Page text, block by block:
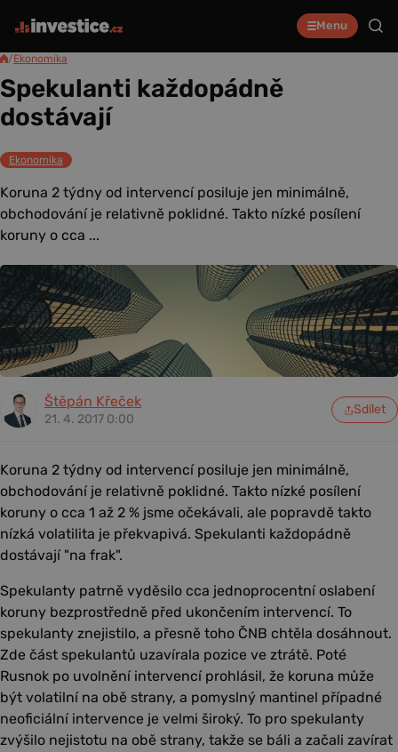
Menu
/Ekonomika
Spekulanti každopádně
dostávají
Ekonomika
Koruna 2 týdny od intervencí posiluje jen minimálně,
obchodování je relativně poklidné. Takto nízké posílení
koruny o cca ...
Štěpán Křeček
21. 4. 2017 0:00
Sdílet
Koruna 2 týdny od intervencí posiluje jen minimálně,
obchodování je relativně poklidné. Takto nízké posílení
koruny o cca 1 až 2 % jsme očekávali, ale popravdě takto
nízká volatilita je překvapivá. Spekulanti každopádně
dostávají "na frak".
Spekulanty patrně vyděsilo cca jednoprocentní oslabení
koruny bezprostředně před ukončením intervencí. To
spekulanty znejistilo, a přesně toho ČNB chtěla dosáhnout.
Zde část spekulantů uzavírala pozice ve ztrátě. Poté
Rusnok po uvolnění intervencí prohlásil, že koruna může
být volatilní na obě strany, a pomyslný mantinel případné
neoficiální intervence je velmi široký. To pro spekulanty
zvýšilo nejistotu na obě strany, takže se báli a začali zavírat